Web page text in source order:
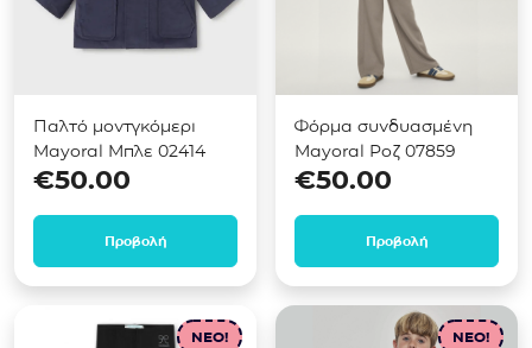
Παλτό μοντγκόμερι
Mayoral Μπλε 02414
€50.00
Προβολή
Φόρμα συνδυασμένη
Mayoral Ροζ 07859
€50.00
Προβολή
NEO! NEO!